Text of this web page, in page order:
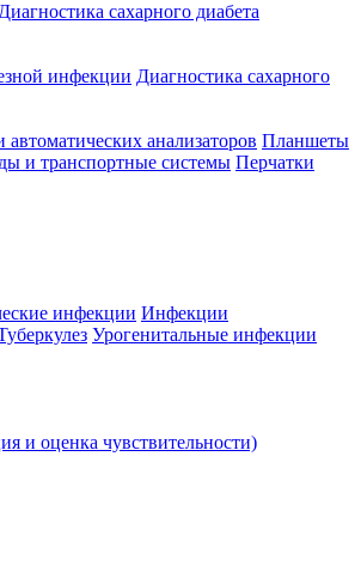
Диагностика сахарного диабета
инфекции Диагностика сахарного
анализаторов Планшеты
и транспортные системы Перчатки
инфекции Инфекции
Урогенитальные инфекции
и оценка чувствительности)